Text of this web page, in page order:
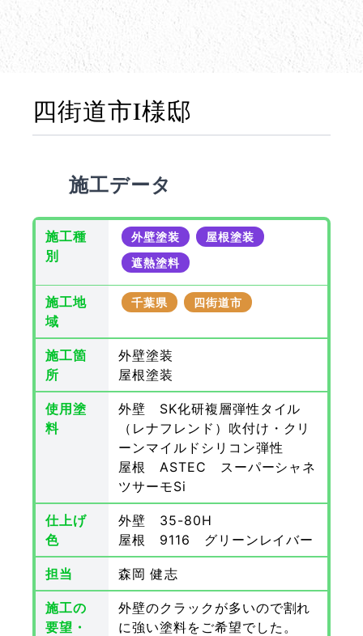
四街道市I様邸
施工データ
施工種
別
外壁塗装
屋根塗装
遮熱塗料
施工地
域
千葉県 四街道市
施工箇
所
外壁塗装
屋根塗装
使用塗
料
外壁 SK化研複層弾性タイル
（レナフレンド）吹付け・クリ
ーンマイルドシリコン弾性
屋根 ASTEC スーパーシャネ
ツサーモSi
仕上げ
色
外壁 35-80H
屋根 9116 グリーンレイバー
担当 森岡 健志
施工の
要望・
外壁のクラックが多いので割れ
に強い塗料をご希望でした。